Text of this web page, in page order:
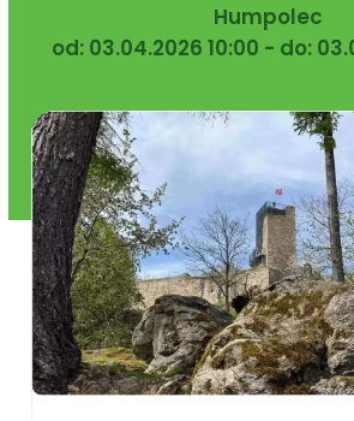
Humpolec
od: 03.04.2026 10:00 - do: